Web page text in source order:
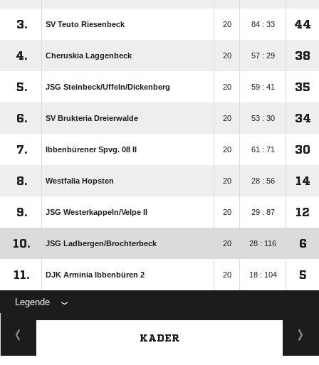
3. SV Teuto Riesenbeck 20 84 : 33 44
4. Cheruskia Laggenbeck 20 57 : 29 38
5. JSG Steinbeck/​Uffeln/​Dickenberg 20 59 : 41 35
6. SV Brukteria Dreierwalde 20 53 : 30 34
7. Ibbenbürener Spvg. 08 II 20 61 : 71 30
8. Westfalia Hopsten 20 28 : 56 14
9. JSG Westerkappeln/​Velpe II 20 29 : 87 12
10. JSG Ladbergen/​Brochterbeck 20 28 : 116 6
11. DJK Arminia Ibbenbüren 2 20 18 : 104 5
Legende
KADER